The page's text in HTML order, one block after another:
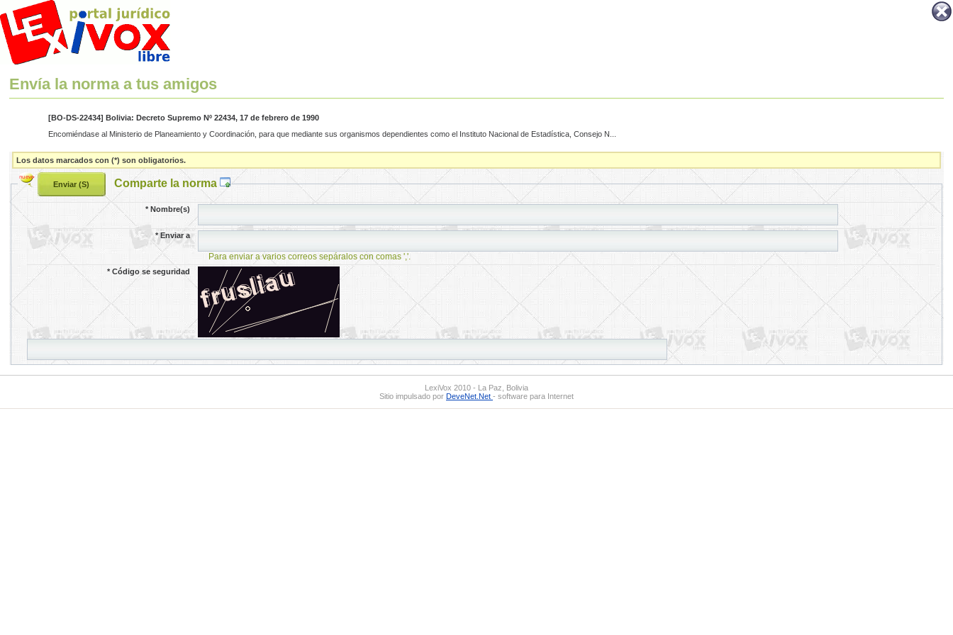
Envía la norma a tus amigos
[BO-DS-22434] Bolivia: Decreto Supremo Nº 22434, 17 de febrero de 1990
Encomiéndase al Ministerio de Planeamiento y Coordinación, para que mediante sus organismos dependientes como el Instituto Nacional de Estadística, Consejo N...
Los datos marcados con (*) son obligatorios.
Comparte la norma
*Nombre(s)
*Enviar a
Para enviar a varios correos sepáralos con comas ','.
*Código se seguridad
LexiVox 2010 - La Paz, Bolivia
Sitio impulsado por DeveNet.Net - software para Internet